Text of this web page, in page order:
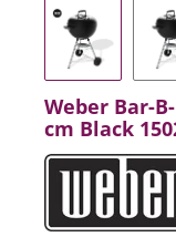
Weber Bar-
cm Black